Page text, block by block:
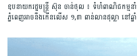
ឧបនាយករដ្ឋមន្ត្រី ស៊ុន ចាន់ថុល ៖ ទំហំពាណិជកម្ម
ភ្នំពេញអាចនឹងកើនលើស ១,៣ ពាន់លានដុល្លា នៅឆ្